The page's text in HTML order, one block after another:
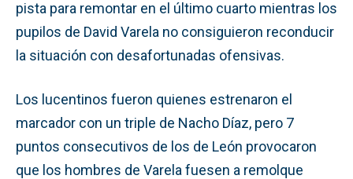
pista para remontar en el último cuarto mientras los
pupilos de David Varela no consiguieron reconducir
la situación con desafortunadas ofensivas.
Los lucentinos fueron quienes estrenaron el
marcador con un triple de Nacho Díaz, pero 7
puntos consecutivos de los de León provocaron
que los hombres de Varela fuesen a remolque